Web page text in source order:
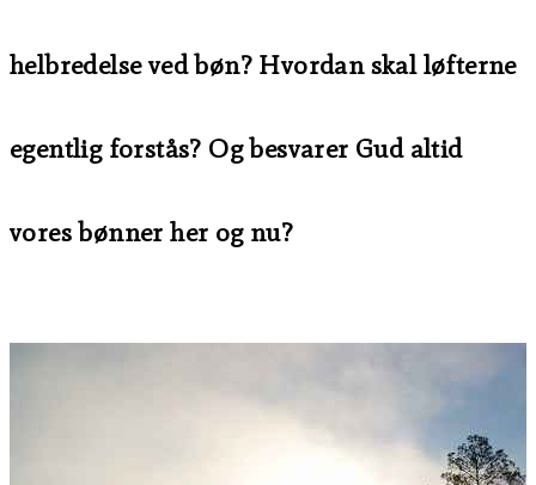
helbredelse ved bøn? Hvordan skal løfterne
egentlig forstås? Og besvarer Gud altid
vores bønner her og nu?